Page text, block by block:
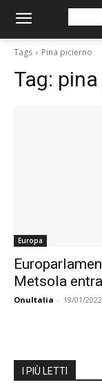
Tags Pina picierno
Tag:
Europa
Metsola
OnuItalia - 19/01/2022
I PIÙ LETTI